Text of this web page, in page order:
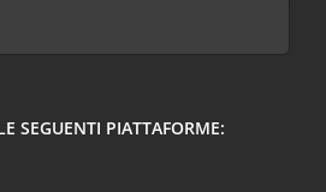
SEGUENTI PIATTAFORME: